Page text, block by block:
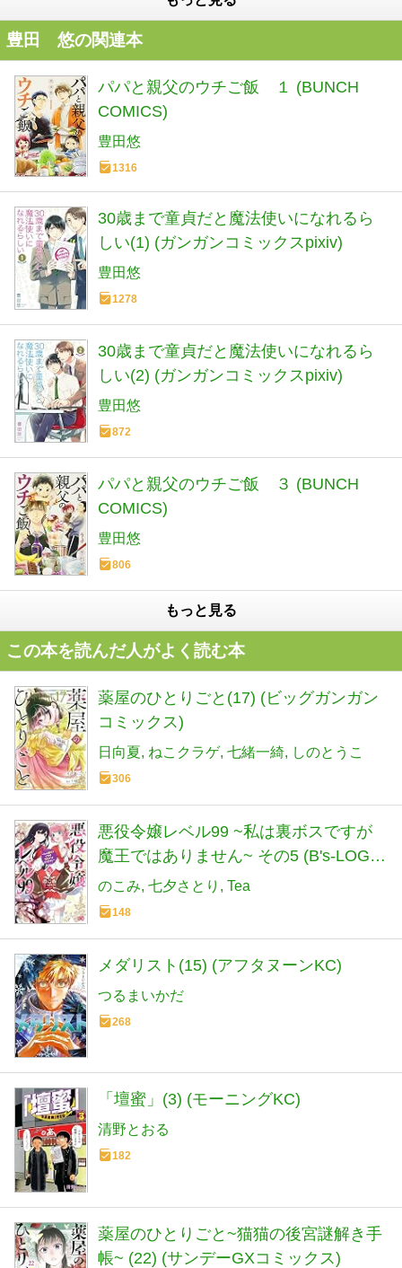
豊田 悠の関連本
パパと親父のウチご飯 １ (BUNCH
COMICS)
豊田悠
1316
30歳まで童貞だと魔法使いになれるら
しい(1) (ガンガンコミックスpixiv)
豊田悠
1278
30歳まで童貞だと魔法使いになれるら
しい(2) (ガンガンコミックスpixiv)
豊田悠
872
パパと親父のウチご飯 ３ (BUNCH
COMICS)
豊田悠
806
もっと見る
この本を読んだ人がよく読む本
薬屋のひとりごと(17) (ビッグガンガン
コミックス)
日向夏 ねこクラゲ 七緒一綺 しのとうこ
306
悪役令嬢レベル99 ~私は裏ボスですが
魔王ではありません~ その5 (B's-LOG
COMICS)
のこみ 七夕さとり Tea
148
メダリスト(15) (アフタヌーンKC)
つるまいかだ
268
「壇蜜」(3) (モーニングKC)
清野とおる
182
薬屋のひとりごと~猫猫の後宮謎解き手
帳~ (22) (サンデーGXコミックス)